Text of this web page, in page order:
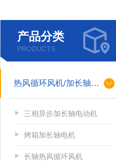
产品分类
PRODUCTS
热风循环风机/加长轴电机
三相异步加长轴电动机
烤箱加长轴电机
长轴热风循环风机